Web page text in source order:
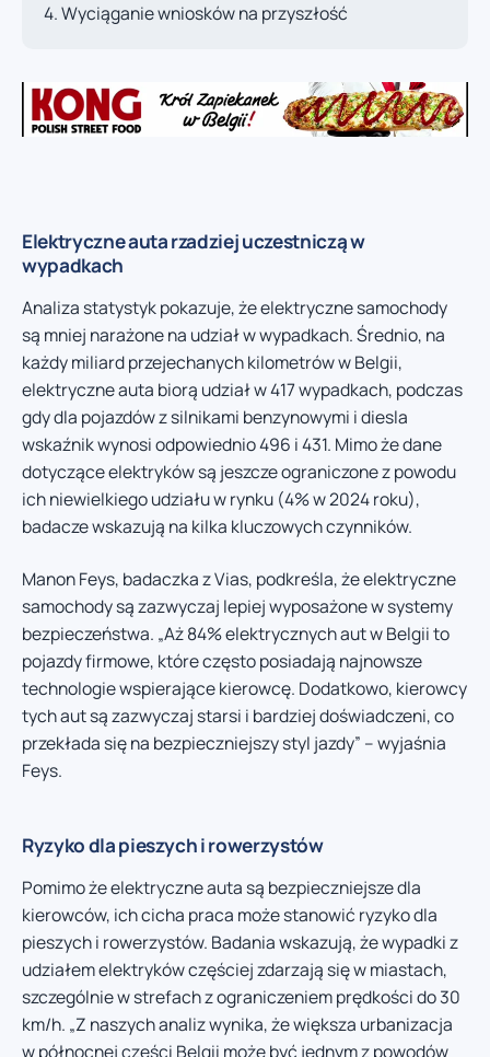
Wyciąganie wniosków na przyszłość
Elektryczne auta rzadziej uczestniczą w
wypadkach
Analiza statystyk pokazuje, że elektryczne samochody
są mniej narażone na udział w wypadkach. Średnio, na
każdy miliard przejechanych kilometrów w Belgii,
elektryczne auta biorą udział w 417 wypadkach, podczas
gdy dla pojazdów z silnikami benzynowymi i diesla
wskaźnik wynosi odpowiednio 496 i 431. Mimo że dane
dotyczące elektryków są jeszcze ograniczone z powodu
ich niewielkiego udziału w rynku (4% w 2024 roku),
badacze wskazują na kilka kluczowych czynników.
Manon Feys, badaczka z Vias, podkreśla, że elektryczne
samochody są zazwyczaj lepiej wyposażone w systemy
bezpieczeństwa. „Aż 84% elektrycznych aut w Belgii to
pojazdy firmowe, które często posiadają najnowsze
technologie wspierające kierowcę. Dodatkowo, kierowcy
tych aut są zazwyczaj starsi i bardziej doświadczeni, co
przekłada się na bezpieczniejszy styl jazdy” – wyjaśnia
Feys.
Ryzyko dla pieszych i rowerzystów
Pomimo że elektryczne auta są bezpieczniejsze dla
kierowców, ich cicha praca może stanowić ryzyko dla
pieszych i rowerzystów. Badania wskazują, że wypadki z
udziałem elektryków częściej zdarzają się w miastach,
szczególnie w strefach z ograniczeniem prędkości do 30
km/h. „Z naszych analiz wynika, że większa urbanizacja
w północnej części Belgii może być jednym z powodów